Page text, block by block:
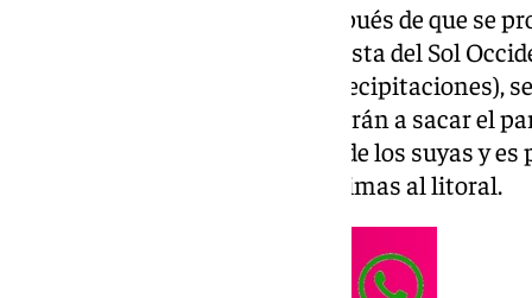
De este modo, una semana después de que se
que dejó hasta 70 litros en la Costa del Sol
Málaga más afectada por las precipitaciones),
por agua. Los malagueños volverán a sacar el
que los vientos también harán de los suyas y
fuertes de viento en zonas próximas al litoral.